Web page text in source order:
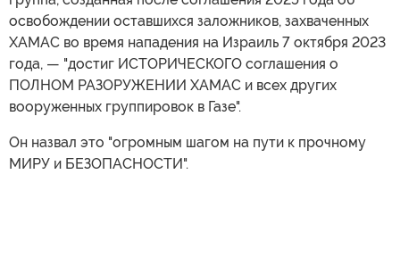
освобождении оставшихся заложников, захваченных
ХАМАС во время нападения на Израиль 7 октября 2023
года, — "достиг ИСТОРИЧЕСКОГО соглашения о
ПОЛНОМ РАЗОРУЖЕНИИ ХАМАС и всех других
вооруженных группировок в Газе".
Он назвал это "огромным шагом на пути к прочному
МИРУ и БЕЗОПАСНОСТИ".